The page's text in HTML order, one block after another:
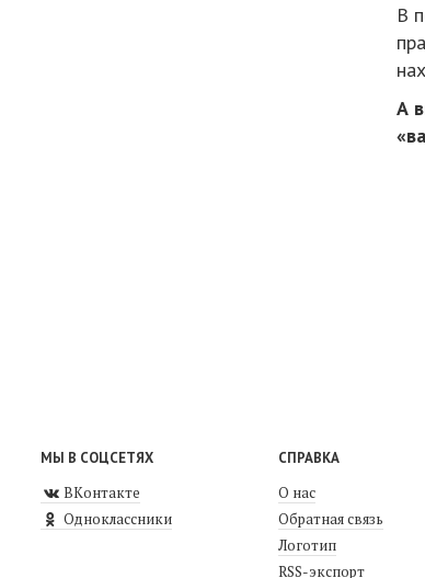
В
А
МЫ В СОЦСЕТЯХ
ВКонтакте
Одноклассники
СПРАВКА
О нас
Обратная связь
Логотип
RSS-экспорт